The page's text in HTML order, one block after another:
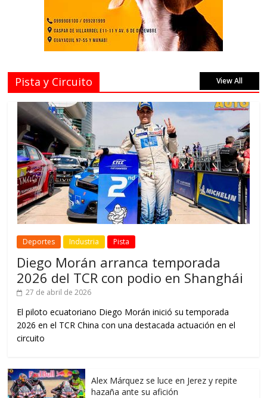
Pista y Circuito View All
Deportes Industria Pista
Diego Morán arranca temporada
2026 del TCR con podio en Shanghái
27 de abril de 2026
El piloto ecuatoriano Diego Morán inició su temporada
2026 en el TCR China con una destacada actuación en el
circuito
Alex Márquez se luce en Jerez y repite
hazaña ante su afición